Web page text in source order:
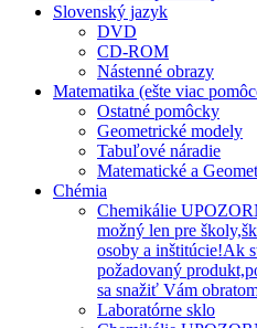
Slovenský jazyk
DVD
CD-ROM
Nástenné obrazy
Matematika (ešte viac
Ostatné pomôcky
Geometrické modely
Tabuľové náradie
Matematické a
Chémia
Chemikálie
možný len pre
osoby a inštitúcie!Ak
požadovaný
sa snažiť Vám
Laboratórne sklo